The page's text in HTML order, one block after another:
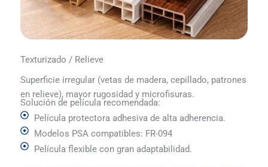
Texturizado / Relieve
Superficie irregular (vetas de madera, cepillado, patrones
en relieve), mayor rugosidad y microfisuras.
Solución de película recomendada:
Película protectora adhesiva de alta adherencia.
Modelos PSA compatibles: FR-094
Película flexible con gran adaptabilidad.